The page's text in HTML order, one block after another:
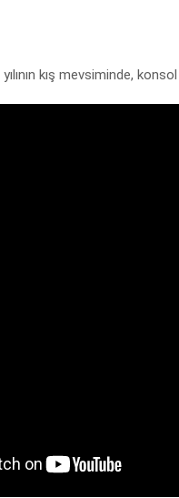
yılının kış mevsiminde,